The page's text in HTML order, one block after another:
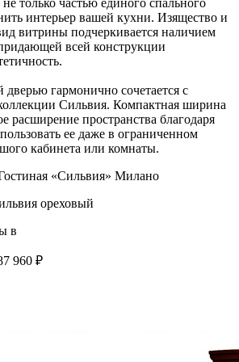
только частью единого спального
интерьер вашей кухни. Изящество и
витрины подчеркивается наличием
всей конструкции
дверью гармонично сочетается с
Сильвия. Компактная ширина
расширение пространства благодаря
ее даже в ограниченном
кабинета или комнаты.
«Сильвия» Милано
ореховый
в
960 ₽